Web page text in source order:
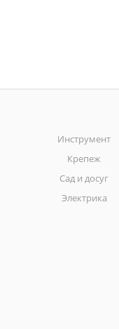
Инструмент
Крепеж
Сад и досуг
Электрика